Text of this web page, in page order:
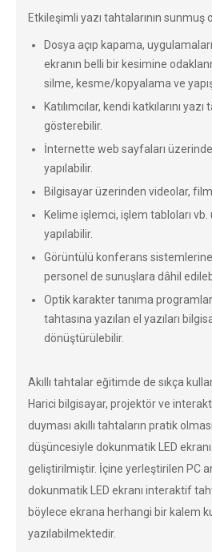
Etkileşimli yazı tahtalarının sunmuş
Dosya açıp kapama,
ekranın belli bir kesimine
silme, kesme/kopyalama ve
Katılımcılar, kendi katkılarını
gösterebilir.
İnternette web sayfaları
yapılabilir.
Bilgisayar üzerinden videolar,
Kelime işlemci, işlem tabloları
yapılabilir.
Görüntülü konferans
personel de sunuşlara dâhil
Optik karakter tanıma
tahtasına yazılan el yazıları
dönüştürülebilir.
Akıllı tahtalar eğitimde de sıkça
Harici bilgisayar, projektör ve
duyması akıllı tahtaların pratik
düşüncesiyle dokunmatik LED
geliştirilmiştir. İçine yerleştirilen PC
dokunmatik LED ekranı interaktif
böylece ekrana herhangi bir kalem
yazılabilmektedir.